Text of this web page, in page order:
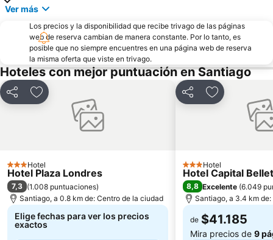
Nuestra Señora de la Divina Providencia
Cerro El Plomo
El Colorado
Casa Piedra Centro de Eventos
Cerro San Cristóbal
Centro Cultural Palacio de La Moneda
Plaza Baquedano
Parque Bustamante
Parque Balmaceda
Plaza de Armas
Lollapalooza Chile
Parque Padre Hurtado
Centro Cultural Estación Mapocho
Museo Nacional de Bellas Artes
Ver más
Los precios y la disponibilidad que recibe trivago de las páginas
web de reserva cambian de manera constante. Por lo tanto, es
posible que no siempre encuentres en una página web de reserva
la misma oferta que viste en trivago.
Hoteles con mejor puntuación en Santiago
CompartirAgregar a favoritos
3 Estrellas
Hotel
Hotel Plaza Londres
7,3 (1.008 puntuaciones)
Santiago, a 0.8 km de: Centro de la ciudad
Elige fechas para ver los precios
exactos
CompartirAgregar a
3 Estrellas
Hotel
Hotel Capital Bellet
8,8 Excelente (6.049
Santiago, a 3.4 km
de $41.185
Mira precios de 9